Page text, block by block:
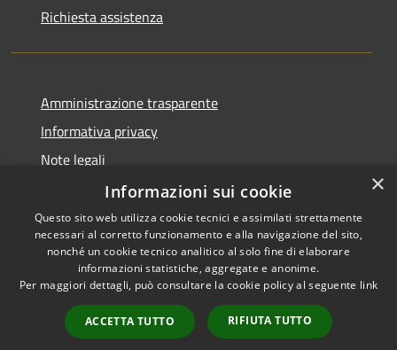
Richiesta assistenza
Amministrazione trasparente
Informativa privacy
Note legali
Dichiarazione di accessibilità
RSS
Accessibilità
Copyright © 2026 • Comune di
Erba • Powered by
Municipium•
Accesso
redazione
×
Informazioni sui cookie
Questo sito web utilizza cookie tecnici e assimilati strettamente
necessari al corretto funzionamento e alla navigazione del sito,
nonché un cookie tecnico analitico al solo fine di elaborare
informazioni statistiche, aggregate e anonime.
Per maggiori dettagli, può consultare la cookie policy al seguente link
ACCETTA TUTTO RIFIUTA TUTTO